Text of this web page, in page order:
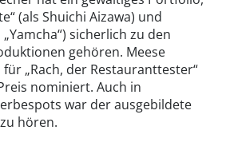
(als Shuichi Aizawa) und
„Yamcha“) sicherlich zu den
gehören. Meese
„Rach, der Restauranttester“
nominiert. Auch in
war der ausgebildete
hören.